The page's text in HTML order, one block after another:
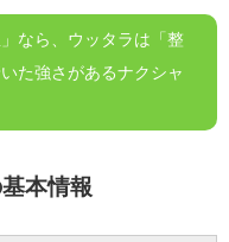
なら、ウッタラは「整
た強さがあるナクシャ
本情報